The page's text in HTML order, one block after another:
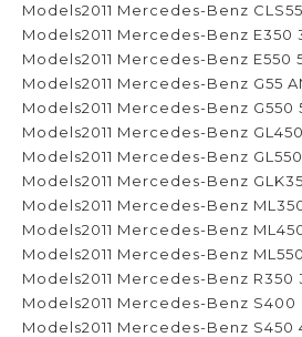
Models2011 Mercedes-Benz
Models2011 Mercedes-Benz E350
Models2011 Mercedes-Benz E550
Models2011 Mercedes-Benz G55
Models2011 Mercedes-Benz G550
Models2011 Mercedes-Benz
Models2011 Mercedes-Benz
Models2011 Mercedes-Benz
Models2011 Mercedes-Benz
Models2011 Mercedes-Benz
Models2011 Mercedes-Benz
Models2011 Mercedes-Benz R350
Models2011 Mercedes-Benz S400
Models2011 Mercedes-Benz S450